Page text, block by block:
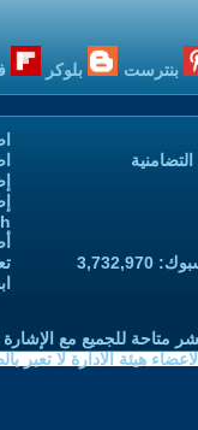
بنترست بلوكر
متاحة للجميع مع
هيئة الادارة لا تعبر